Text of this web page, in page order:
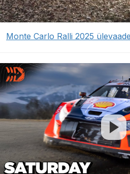
Monte Carlo Ralli 2025